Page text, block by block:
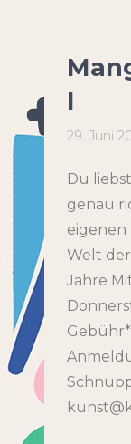
I
29. Juni
Du
genau
eigenen
Welt der
Jahre